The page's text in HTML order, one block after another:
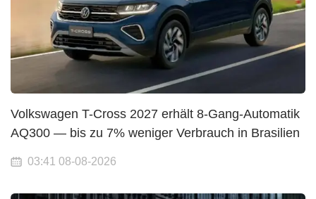
Volkswagen T-Cross 2027 erhält 8-Gang-Automatik
AQ300 — bis zu 7% weniger Verbrauch in Brasilien
03:41 08-08-2026